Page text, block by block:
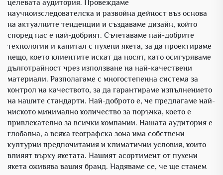
целевата аудитория. Провеждаме
научноизследователска и развойна дейност въз основа
на актуалните тенденции и създаваме дизайн, който
според нас е най-добрият. Съчетаваме най-добрите
технологии и капитал с пухени якета, за да проектираме
нещо, което клиентите искат да носят, като осигуряваме
дълготрайност чрез използване на най-качествени
материали. Разполагаме с многостепенна система за
контрол на качеството, за да гарантираме изпълнението
на нашите стандарти. Най-доброто е, че предлагаме най-
ниското минимално количество за поръчка, което е
привлекателно за всички компании. Нашата аудитория е
глобална, а всяка географска зона има собствени
културни предпочитания и климатични условия, които
влияят върху якетата. Нашият асортимент от пухени
якета оживява вашия бранд. Надяваме се, че ще станем